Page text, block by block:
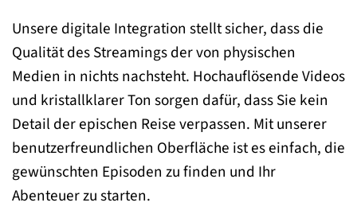
Unsere digitale Integration stellt sicher, dass die
Qualität des Streamings der von physischen
Medien in nichts nachsteht. Hochauflösende Videos
und kristallklarer Ton sorgen dafür, dass Sie kein
Detail der epischen Reise verpassen. Mit unserer
benutzerfreundlichen Oberfläche ist es einfach, die
gewünschten Episoden zu finden und Ihr
Abenteuer zu starten.